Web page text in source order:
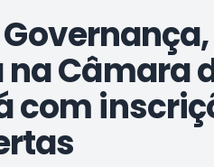
Câmara
com